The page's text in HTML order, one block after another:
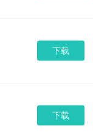
下载
下载